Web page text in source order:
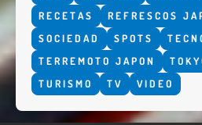
RECETAS
REFRESCOS
SOCIEDAD
SPOTS
TERREMOTO JAPON
TURISMO
TV VIDEO